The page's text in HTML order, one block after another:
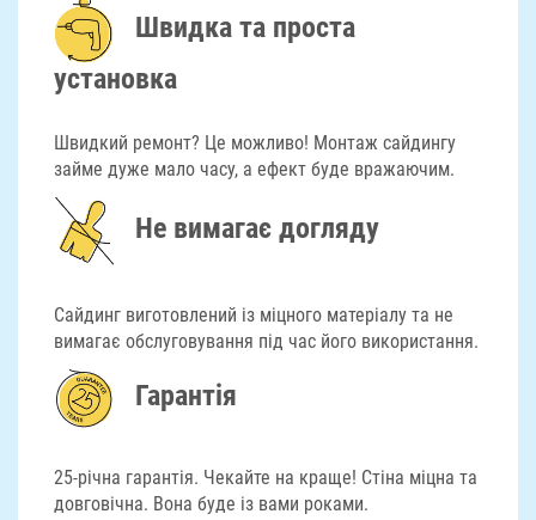
Швидка та проста
установка
Швидкий ремонт? Це можливо! Монтаж сайдингу
займе дуже мало часу, а ефект буде вражаючим.
Не вимагає догляду
Сайдинг виготовлений із міцного матеріалу та не
вимагає обслуговування під час його використання.
Гарантія
25-річна гарантія. Чекайте на краще! Стіна міцна та
довговічна. Вона буде із вами роками.